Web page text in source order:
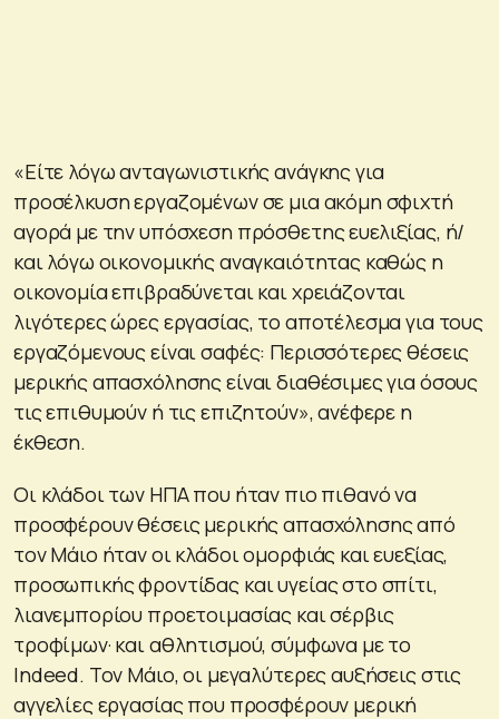
«Είτε λόγω ανταγωνιστικής ανάγκης για
προσέλκυση εργαζομένων σε μια ακόμη σφιχτή
αγορά με την υπόσχεση πρόσθετης ευελιξίας, ή/
και λόγω οικονομικής αναγκαιότητας καθώς η
οικονομία επιβραδύνεται και χρειάζονται
λιγότερες ώρες εργασίας, το αποτέλεσμα για τους
εργαζόμενους είναι σαφές: Περισσότερες θέσεις
μερικής απασχόλησης είναι διαθέσιμες για όσους
τις επιθυμούν ή τις επιζητούν», ανέφερε η
έκθεση.
Οι κλάδοι των ΗΠΑ που ήταν πιο πιθανό να
προσφέρουν θέσεις μερικής απασχόλησης από
τον Μάιο ήταν οι κλάδοι ομορφιάς και ευεξίας,
προσωπικής φροντίδας και υγείας στο σπίτι,
λιανεμπορίου προετοιμασίας και σέρβις
τροφίμων· και αθλητισμού, σύμφωνα με το
Indeed. Τον Μάιο, οι μεγαλύτερες αυξήσεις στις
αγγελίες εργασίας που προσφέρουν μερική